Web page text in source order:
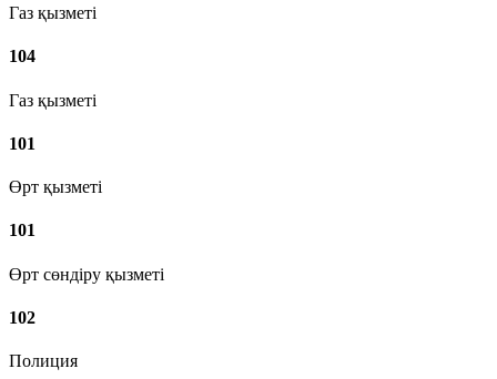
Газ қызметі
104
Газ қызметі
101
Өрт қызметі
101
Өрт сөндіру қызметі
102
Полиция